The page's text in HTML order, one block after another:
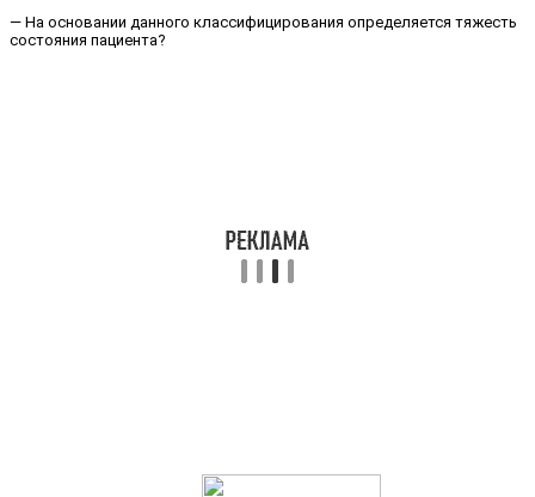
— На основании данного классифицирования определяется тяжесть
состояния пациента?